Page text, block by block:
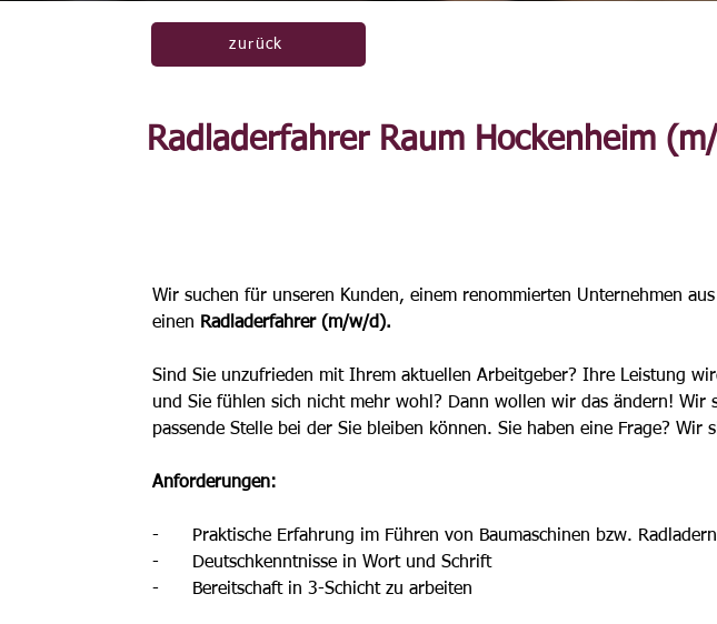
zurück
Radladerfahrer Raum Hockenheim
Wir suchen für unseren Kunden, einem renommierten Unternehmen
einen Radladerfahrer (m/w/d).
Sind Sie unzufrieden mit Ihrem aktuellen Arbeitgeber? Ihre Leistung
und Sie fühlen sich nicht mehr wohl? Dann wollen wir das ändern! Wir
passende Stelle bei der Sie bleiben können. Sie haben eine Frage? Wir
Anforderungen:
-      Praktische Erfahrung im Führen von Baumaschinen bzw. Radladern
-      Deutschkenntnisse in Wort und Schrift
-      Bereitschaft in 3-Schicht zu arbeiten